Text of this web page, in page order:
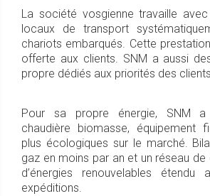
La société vosgienne travaille
locaux de transport
chariots embarqués. Cette
offerte aux clients. SNM a aussi
propre dédiés aux priorités des
Pour sa propre énergie, SNM
chaudière biomasse, équipement
plus écologiques sur le marché.
gaz en moins par an et un réseau
d’énergies renouvelables étendu
expéditions.